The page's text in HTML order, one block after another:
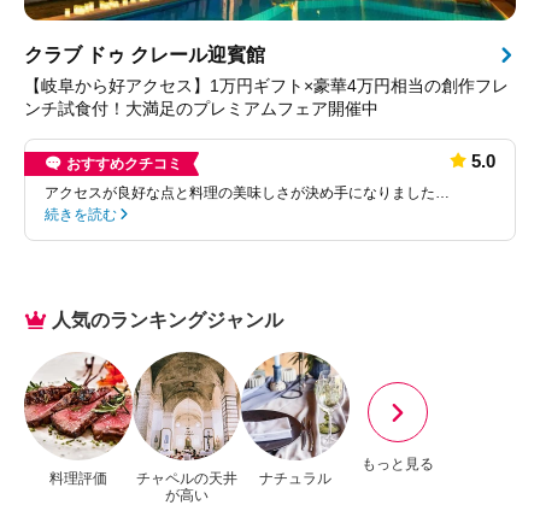
クラブ ドゥ クレール迎賓館
【岐阜から好アクセス】1万円ギフト×豪華4万円相当の創作フレ
ンチ試食付！大満足のプレミアムフェア開催中
おすすめクチコミ 5.0
アクセスが良好な点と料理の美味しさが決め手になりました…
続きを読む
人気のランキングジャンル
料理評価
チャペルの天井
が高い
ナチュラル
もっと見る